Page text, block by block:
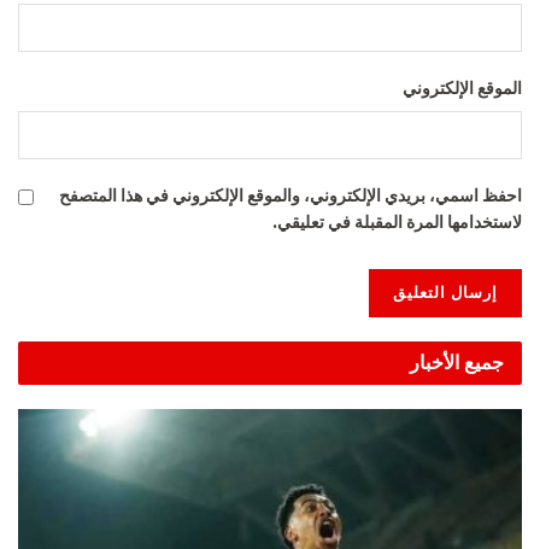
الموقع الإلكتروني
احفظ اسمي، بريدي الإلكتروني، والموقع الإلكتروني في هذا المتصفح
لاستخدامها المرة المقبلة في تعليقي.
Alternative:
جميع الأخبار